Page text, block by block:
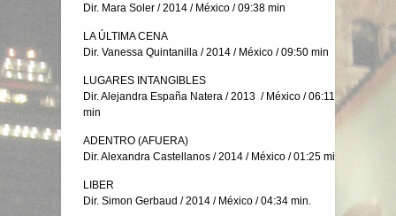
Dir. Mara Soler / 2014 / México / 09:38 min
LA ÚLTIMA CENA
Dir. Vanessa Quintanilla / 2014 / México / 09:50 min
LUGARES INTANGIBLES
Dir. Alejandra España Natera / 2013 / México / 06:11
min
ADENTRO (AFUERA)
Dir. Alexandra Castellanos / 2014 / México / 01:25 min
LIBER
Dir. Simon Gerbaud / 2014 / México / 04:34 min.